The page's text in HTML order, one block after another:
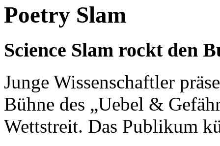
Poetry Slam
Science Slam rockt den
Junge Wissenschaftler
Bühne des „Uebel &
Wettstreit. Das Publikum